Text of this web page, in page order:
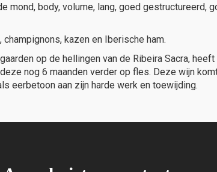
mond, body, volume, lang, goed gestructureerd,
kazen en Iberische ham.
op de hellingen van de Ribeira Sacra,
nog 6 maanden verder op fles. Deze wijn
eerbetoon aan zijn harde werk en toewijding.